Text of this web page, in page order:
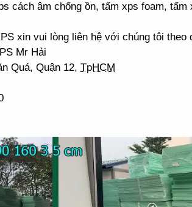
cách âm chống ồn, tấm xps foam, tấm
xin vui lòng liên hệ với chúng tôi theo
Mr Hải
Quá, Quận 12, TpHCM